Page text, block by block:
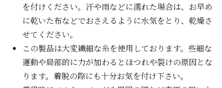
を付けください。汗や雨などに濡れた場合は、お早め
に乾いた布などでおさえるように水気をとり、乾燥さ
せてください。
この製品は大変繊細な糸を使用しております。些細な
運動や局部的に力が加わるとほつれや裂けの原因とな
ります。着脱の際にも十分お気を付け下さい。